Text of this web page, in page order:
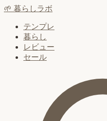
🌱 暮らしラボ
テンプレ
暮らし
レビュー
セール